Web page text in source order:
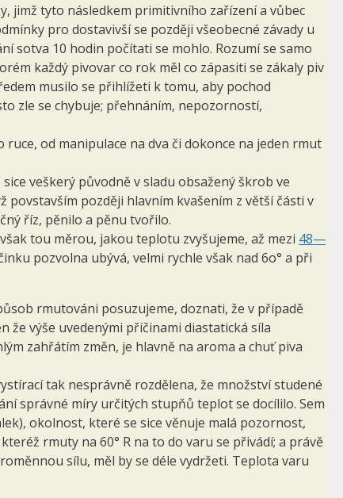
jimž tyto následkem primitivního zařízení a vůbec
pro dostavivší se později všeobecné závady u
sotva 10 hodin počítati se mohlo. Rozumí se samo
každý pivovar co rok měl co zápasiti se zákaly piv
musilo se přihlížeti k tomu, aby pochod
zle se chybuje; přehnáním, nepozorností,
od manipulace na dva či dokonce na jeden rmut
veškerý původně v sladu obsažený škrob ve
později hlavním kvašením z větší části v
říz, pěnilo a pěnu tvořilo.
tou měrou, jakou teplotu zvyšujeme, až mezi 48—
pozvolna ubývá, velmi rychle však nad 6o° a při
rmutováni posuzujeme, doznati, že v případě
že výše uvedenými příčinami diastatická síla
zahřátím změn, je hlavně na aroma a chuť piva
tak nesprávně rozdělena, že množství studené
správné míry určitých stupňů teplot se docílilo. Sem
okolnost, které se sice věnuje malá pozornost,
rmuty na 60° R na to do varu se přivádí; a právě
sílu, měl by se déle vydržeti. Teplota varu